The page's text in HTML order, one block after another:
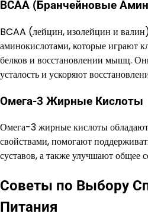
BCAA (Бранчейновые
BCAA (лейцин, изолейцин и
аминокислотами, которые играют
белков и восстановлении мышц.
усталость и ускоряют
Омега-3 Жирные Кислоты
Омега-3 жирные кислоты
свойствами, помогают
суставов, а также улучшают общее
Советы по Выбору
Питания